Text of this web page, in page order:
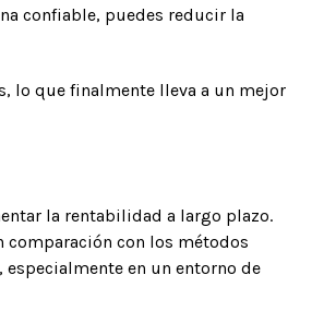
confiable, puedes reducir la
lo que finalmente lleva a un mejor
la rentabilidad a largo plazo.
comparación con los métodos
en un entorno de